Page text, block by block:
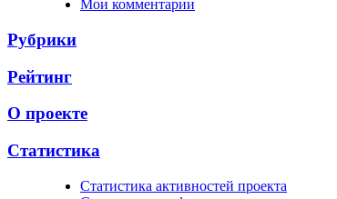
Мои комментарии
Рубрики
Рейтинг
О проекте
Статистика
Cтатистика активностей проекта